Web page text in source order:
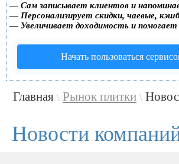
— Сам записывает клиентов и
— Персонализирует скидки, чаевые,
— Увеличивает доходимость и
Начать пользоваться
Главная \ Рынок плитки \
Новости